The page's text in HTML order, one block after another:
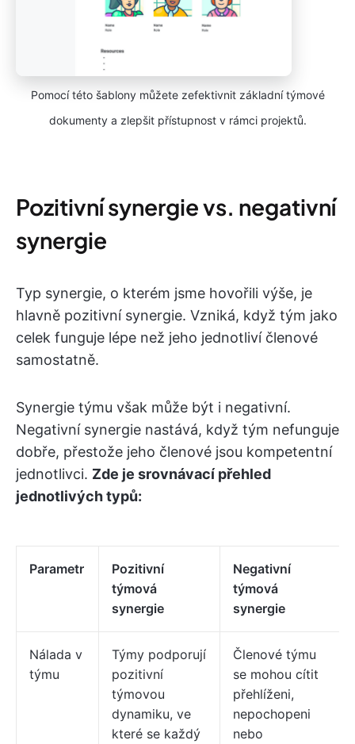
Pomocí této šablony můžete zefektivnit základní týmové
dokumenty a zlepšit přístupnost v rámci projektů.
Pozitivní synergie vs. negativní
synergie
Typ synergie, o kterém jsme hovořili výše, je
hlavně pozitivní synergie. Vzniká, když tým jako
celek funguje lépe než jeho jednotliví členové
samostatně.
Synergie týmu však může být i negativní.
Negativní synergie nastává, když tým nefunguje
dobře, přestože jeho členové jsou kompetentní
jednotlivci. Zde je srovnávací přehled
jednotlivých typů:
Parametr
Pozitivní
týmová
synergie
Negativní
týmová
synergie
Nálada v
týmu
Týmy podporují
pozitivní
týmovou
dynamiku, ve
které se každý
Členové týmu
se mohou cítit
přehlíženi,
nepochopeni
nebo